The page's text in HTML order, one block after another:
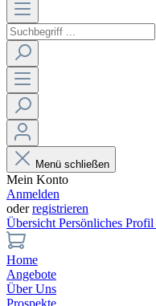
Menü schließen
Mein Konto
Anmelden
oderregistrieren
Übersicht Persönliches Profil
Home
Angebote
Über Uns
Prospekte